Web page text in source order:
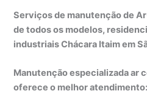
Serviços de manutenção de
de todos os modelos,
industriais Chácara Itaim em
Manutenção especializada ar
oferece o melhor atendimento: